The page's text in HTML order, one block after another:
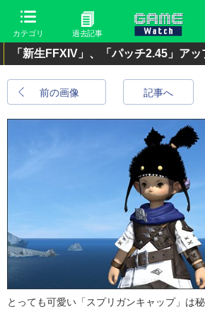
カテゴリ 過去記事
「新生FFXIV」、「パッチ2.45」ア
前の画像 記事へ
とっても可愛い「スプリガンキャップ」は